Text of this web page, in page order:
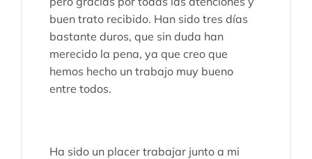
buen trato recibido. Han sido tres días
bastante duros, que sin duda han
merecido la pena, ya que creo que
hemos hecho un trabajo muy bueno
entre todos.
Ha sido un placer trabajar junto a mi